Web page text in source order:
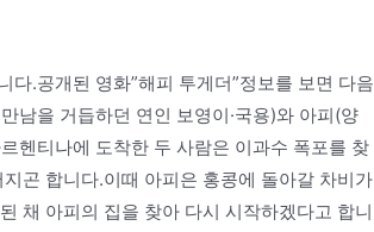
다.공개된 영화”해피 투게더”정보를 보면 다음
남을 거듭하던 연인 보영이·국용)와 아피(양
헨티나에 도착한 두 사람은 이과수 폭포를 찾
곤 합니다.이때 아피은 홍콩에 돌아갈 차비가
채 아피의 집을 찾아 다시 시작하겠다고 합니